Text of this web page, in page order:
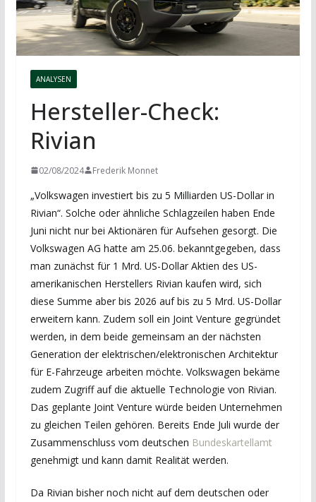
ANALYSEN
Hersteller-Check:
Rivian
02/08/2024 Frederik Monnet
„Volkswagen investiert bis zu 5 Milliarden US-Dollar in
Rivian“. Solche oder ähnliche Schlagzeilen haben Ende
Juni nicht nur bei Aktionären für Aufsehen gesorgt. Die
Volkswagen AG hatte am 25.06. bekanntgegeben, dass
man zunächst für 1 Mrd. US-Dollar Aktien des US-
amerikanischen Herstellers Rivian kaufen wird, sich
diese Summe aber bis 2026 auf bis zu 5 Mrd. US-Dollar
erweitern kann. Zudem soll ein Joint Venture gegründet
werden, in dem beide gemeinsam an der nächsten
Generation der elektrischen/elektronischen Architektur
für E-Fahrzeuge arbeiten möchte. Volkswagen bekäme
zudem Zugriff auf die aktuelle Technologie von Rivian.
Das geplante Joint Venture würde beiden Unternehmen
zu gleichen Teilen gehören. Bereits Ende Juli wurde der
Zusammenschluss vom deutschen Bundeskartellamt
genehmigt und kann damit Realität werden.
Da Rivian bisher noch nicht auf dem deutschen oder